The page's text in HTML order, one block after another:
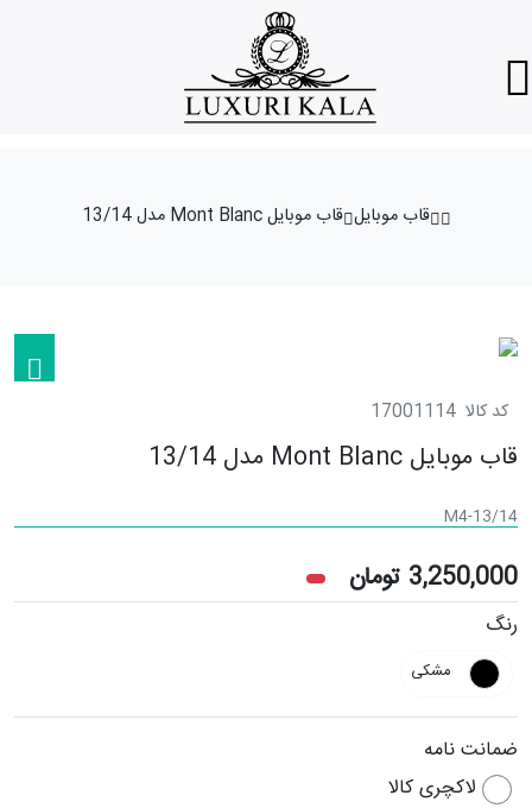
قاب موبایل قاب موبایل Mont Blanc مدل 13/14
کد کالا 17001114
قاب موبایل Mont Blanc مدل 13/14
M4-13/14
3,250,000 تومان
رنگ
مشکی
ضمانت نامه
لاکچری کالا